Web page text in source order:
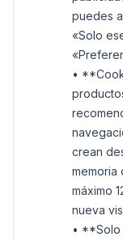
puedes
«Solo
•
crean
memoria
máximo
nueva
• **Solo